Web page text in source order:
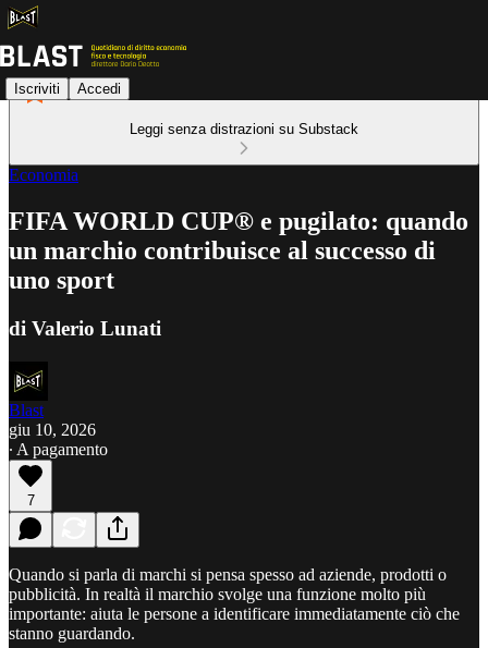
Iscriviti Accedi
Leggi senza distrazioni su Substack
Economia
FIFA WORLD CUP® e pugilato: quando
un marchio contribuisce al successo di
uno sport
di Valerio Lunati
Blast
giu 10, 2026
∙ A pagamento
7
Quando si parla di marchi si pensa spesso ad aziende, prodotti o
pubblicità. In realtà il marchio svolge una funzione molto più
importante: aiuta le persone a identificare immediatamente ciò che
stanno guardando.